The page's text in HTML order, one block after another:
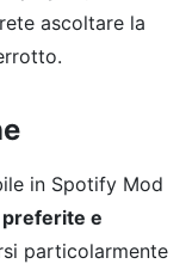
ascoltare la
in Spotify Mod
e
particolarmente